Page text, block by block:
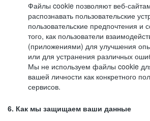
Файлы cookie позволяют веб-
распознавать пользовательские
пользовательские предпочтения и
того, как пользователи
(приложениями) для улучшения
или для устранения различных
Мы не используем файлы cookie
вашей личности как конкретного
сервисов.
6. Как мы защищаем ваши данные